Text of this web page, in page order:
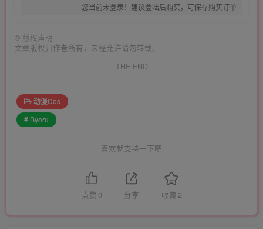
您当前未登录！建议登陆后购买，可保存购买订单
© 版权声明
文章版权归作者所有，未经允许请勿转载。
THE END
动漫Cos
# Byoru
喜欢就支持一下吧
点赞 0 分享 收藏 2